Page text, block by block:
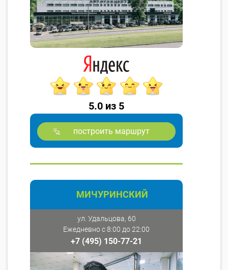
5.0 из 5
построить маршрут
МИЧУРИНСКИЙ
ул. Удальцова, 60
Ежедневно с 8:00 до 22:00
+7 (495) 150-77-21